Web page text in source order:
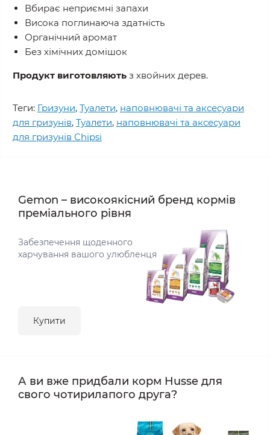
Вбирає неприємні запахи
Висока поглинаюча здатність
Органічний аромат
Без хімічних домішок
Продукт виготовляють з хвойних дерев.
Теги: Гризуни, Туалети, наповнювачі та аксесуари
для гризунів, Туалети, наповнювачі та аксесуари
для гризунів Chipsi
Gemon – високоякісний бренд кормів
преміального рівня
Забезпечення щоденного
харчування вашого улюбленця
Купити
А ви вже придбали корм Husse для
свого чотирилапого друга?